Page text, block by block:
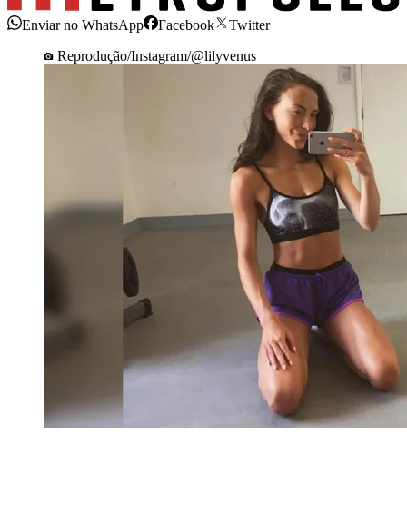
Enviar no WhatsApp Facebook
Twitter
Reprodução/Instagram/@lilyvenus